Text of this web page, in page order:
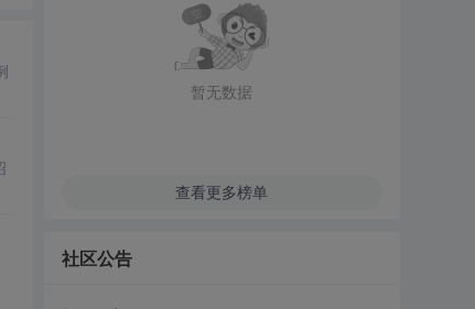
暂无数据
查看更多榜单
社区公告